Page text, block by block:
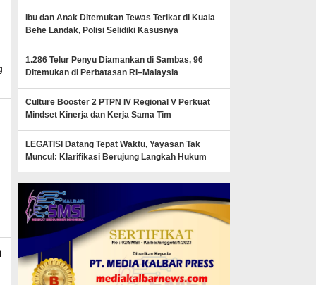
Ibu dan Anak Ditemukan Tewas Terikat di Kuala
Behe Landak, Polisi Selidiki Kasusnya
1.286 Telur Penyu Diamankan di Sambas, 96
Ditemukan di Perbatasan RI–Malaysia
Culture Booster 2 PTPN IV Regional V Perkuat
Mindset Kinerja dan Kerja Sama Tim
LEGATISI Datang Tepat Waktu, Yayasan Tak
Muncul: Klarifikasi Berujung Langkah Hukum